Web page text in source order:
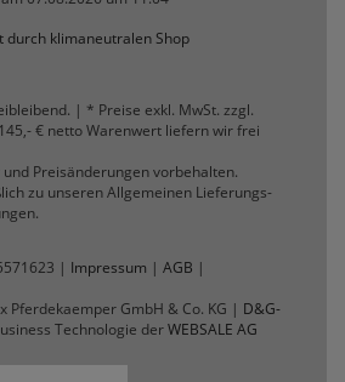
durch klimaneutralen Shop
| * Preise exkl. MwSt. zzgl.
€ netto Warenwert liefern wir frei
Preisänderungen vorbehalten.
zu unseren Allgemeinen Lieferungs-
| Impressum | AGB |
Pferdekaemper GmbH & Co. KG | D&G-
Technologie derWEBSALE AG